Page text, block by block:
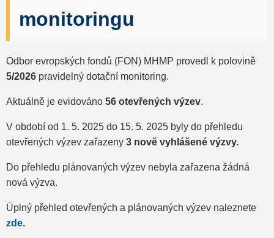
monitoringu
Odbor evropských fondů (FON) MHMP provedl k polovině
5/2026 pravidelný dotační monitoring.
Aktuálně je evidováno 56 otevřených výzev.
V období od 1. 5. 2025 do 15. 5. 2025 byly do přehledu
otevřených výzev zařazeny 3 nově vyhlášené výzvy.
Do přehledu plánovaných výzev nebyla zařazena žádná
nová výzva.
Úplný přehled otevřených a plánovaných výzev naleznete
zde.